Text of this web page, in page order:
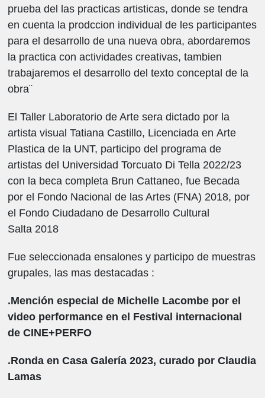
prueba del las practicas artisticas, donde se tendra
en cuenta la prodccion individual de les participantes
para el desarrollo de una nueva obra, abordaremos
la practica con actividades creativas, tambien
trabajaremos el desarrollo del texto conceptal de la
obra¨
El Taller Laboratorio de Arte sera dictado por la
artista visual Tatiana Castillo, Licenciada en Arte
Plastica de la UNT, participo del programa de
artistas del Universidad Torcuato Di Tella 2022/23
con la beca completa Brun Cattaneo, fue Becada
por el Fondo Nacional de las Artes (FNA) 2018, por
el Fondo Ciudadano de Desarrollo Cultural
Salta 2018
Fue seleccionada ensalones y participo de muestras
grupales, las mas destacadas :
.Mención especial de Michelle Lacombe por el
video performance en el Festival internacional
de CINE+PERFO
.Ronda en Casa Galería 2023, curado por Claudia
Lamas